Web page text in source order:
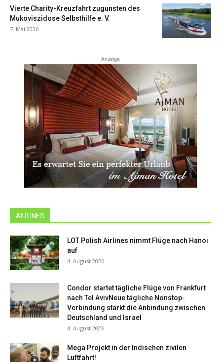
Vierte Charity-Kreuzfahrt zugunsten des
Mukoviszidose Selbsthilfe e. V.
7. Mai 2026
Anzeige
AIRLINES
LOT Polish Airlines nimmt Flüge nach Hanoi
auf
4. August 2026
Condor startet tägliche Flüge von Frankfurt
nach Tel AvivNeue tägliche Nonstop-
Verbindung stärkt die Anbindung zwischen
Deutschland und Israel
4. August 2026
Mega Projekt in der Indischen zivilen
Luftfahrt!